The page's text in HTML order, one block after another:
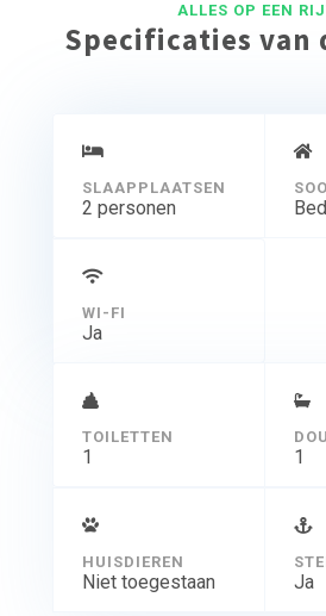
ALLES OP EEN
Specificaties van
SLAAPPLAATSEN
2 personen
WI-FI
Ja
TOILETTEN
1 1
HUISDIEREN
Niet toegestaan Ja